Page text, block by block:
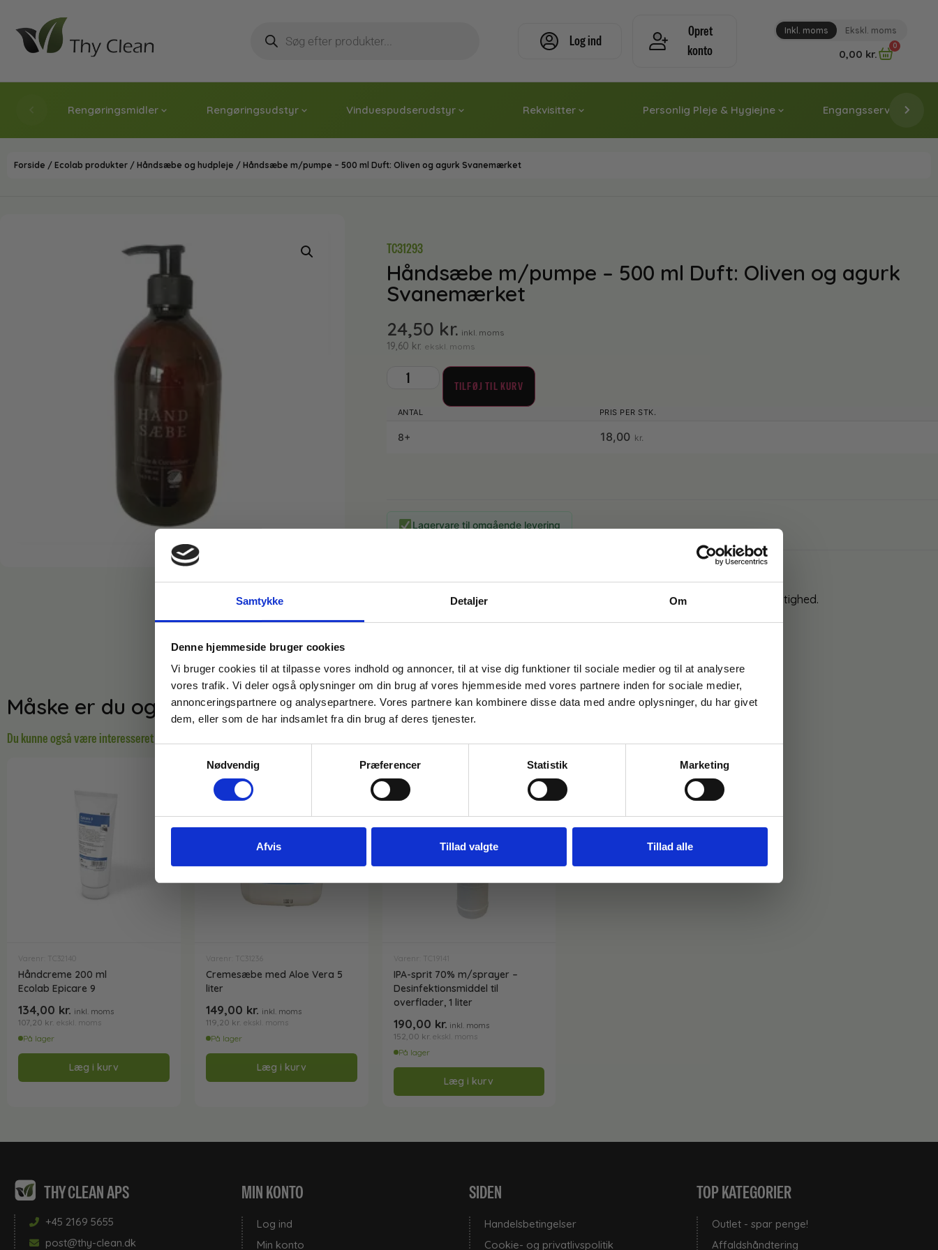
Samtykke Detaljer Om
Denne hjemmeside bruger cookies
Vi bruger cookies til at tilpasse vores indhold og annoncer, til at vise dig funktioner til sociale medier og til at analysere
vores trafik. Vi deler også oplysninger om din brug af vores hjemmeside med vores partnere inden for sociale medier,
annonceringspartnere og analysepartnere. Vores partnere kan kombinere disse data med andre oplysninger, du har givet
dem, eller som de har indsamlet fra din brug af deres tjenester.
Nødvendig
Præferencer Statistik Marketing
Afvis Tillad valgte Tillad alle
Log ind
Opret
konto
Inkl. moms Ekskl. moms
0,00 kr.
0
Rengøringsmidler Rengøringsudstyr Vinduespudserudstyr Rekvisitter Personlig Pleje & Hygiejne Engangsservice &
Forside / Ecolab produkter / Håndsæbe og hudpleje / Håndsæbe m/pumpe – 500 ml Duft: Oliven og agurk Svanemærket
TC31293
Håndsæbe m/pumpe – 500 ml Duft: Oliven og agurk
Svanemærket
24,50 kr. inkl. moms
19,60 kr. ekskl. moms
TILFØJ TIL KURV
8+ 18,00 kr.
Lagervare til omgående levering
Velegnet til hyppig vask, da den samtidig vedligeholder hudens naturlige fugtighed.
Ikke tilsat farve.
Måske er du også interesseret i følgende produkter:
Du kunne også være interesseret i…
Varenr: TC32140
Håndcreme 200 ml
Ecolab Epicare 9
134,00 kr. inkl. moms
107,20 kr. ekskl. moms
På lager
Læg i kurv
Varenr: TC31236
Cremesæbe med Aloe Vera 5
liter
149,00 kr. inkl. moms
119,20 kr. ekskl. moms
På lager
Læg i kurv
Varenr: TC19141
IPA-sprit 70% m/sprayer –
Desinfektionsmiddel til
overflader, 1 liter
190,00 kr. inkl. moms
152,00 kr. ekskl. moms
På lager
Læg i kurv
THY CLEAN APS
+45 2169 5655
post@thy-clean.dk
MIN KONTO
Log ind
Min konto
SIDEN
Handelsbetingelser
Cookie- og privatlivspolitik
TOP KATEGORIER
Outlet - spar penge!
Affaldshåndtering
Gem den, før den forsvinder!
Email